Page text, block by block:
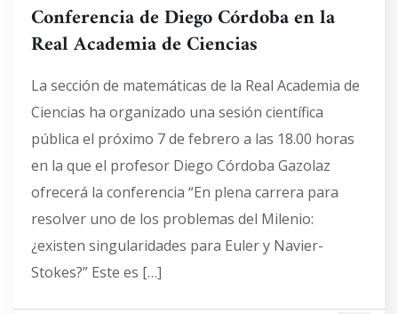
Conferencia de Diego Córdoba en la
Real Academia de Ciencias
La sección de matemáticas de la Real Academia de
Ciencias ha organizado una sesión científica
pública el próximo 7 de febrero a las 18.00 horas
en la que el profesor Diego Córdoba Gazolaz
ofrecerá la conferencia “En plena carrera para
resolver uno de los problemas del Milenio:
¿existen singularidades para Euler y Navier-
Stokes?” Este es […]